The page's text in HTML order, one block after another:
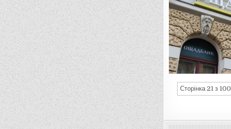
Сторінка 21 з 100